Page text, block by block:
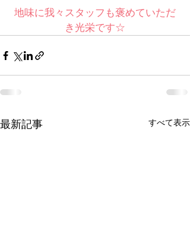
地味に我々スタッフも褒めていただ
き光栄です☆
最新記事 すべて表示